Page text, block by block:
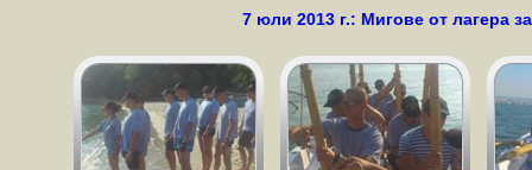
7 юли 2013 г.: Мигове от лагера